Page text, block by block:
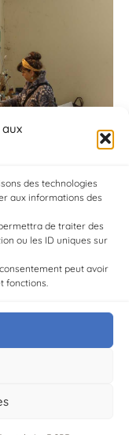
des technologies
aux informations des
de traiter des
ou les ID uniques sur
peut avoir
fonctions.
droits réservés.